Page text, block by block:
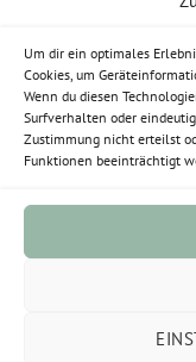
Um dir ein optimales
Cookies, um
Wenn du diesen
Surfverhalten oder
Zustimmung nicht erteilst
Funktionen beeinträchtigt
Allgemeine
Impressum
Cookie-